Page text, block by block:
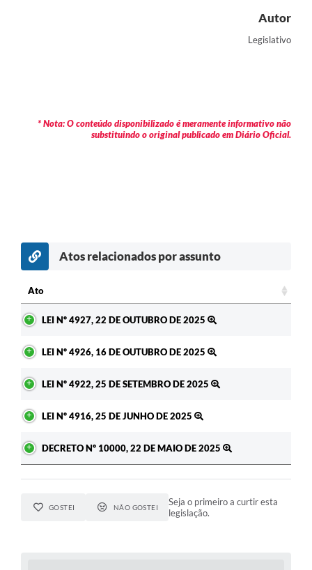
Autor
Legislativo
* Nota: O conteúdo disponibilizado é meramente informativo não
substituindo o original publicado em Diário Oficial.
Atos relacionados por assunto
Ato
LEI Nº 4927, 22 DE OUTUBRO DE 2025
LEI Nº 4926, 16 DE OUTUBRO DE 2025
LEI Nº 4922, 25 DE SETEMBRO DE 2025
LEI Nº 4916, 25 DE JUNHO DE 2025
DECRETO Nº 10000, 22 DE MAIO DE 2025
GOSTEI NÃO GOSTEI
Seja o primeiro a curtir esta
legislação.